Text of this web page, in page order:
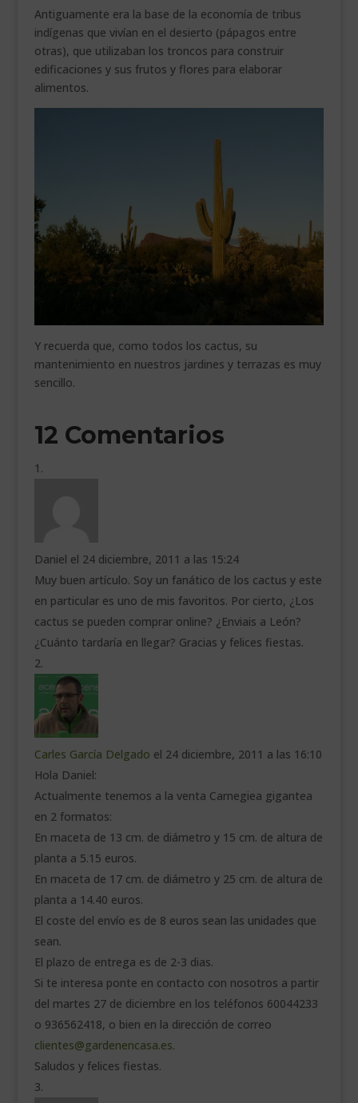
Antiguamente era la base de la economía de tribus
indígenas que vivían en el desierto (pápagos entre
otras), que utilizaban los troncos para construir
edificaciones y sus frutos y flores para elaborar
alimentos.
Y recuerda que, como todos los cactus, su
mantenimiento en nuestros jardines y terrazas es muy
sencillo.
12 Comentarios
Daniel el 24 diciembre, 2011 a las 15:24
Muy buen artículo. Soy un fanático de los cactus y este
en particular es uno de mis favoritos. Por cierto, ¿Los
cactus se pueden comprar online? ¿Enviais a León?
¿Cuánto tardaría en llegar? Gracias y felices fiestas.
Carles García Delgado el 24 diciembre, 2011 a las 16:10
Hola Daniel:
Actualmente tenemos a la venta Carnegiea gigantea
en 2 formatos:
En maceta de 13 cm. de diámetro y 15 cm. de altura de
planta a 5.15 euros.
En maceta de 17 cm. de diámetro y 25 cm. de altura de
planta a 14.40 euros.
El coste del envío es de 8 euros sean las unidades que
sean.
El plazo de entrega es de 2-3 dias.
Si te interesa ponte en contacto con nosotros a partir
del martes 27 de diciembre en los teléfonos 60044233
o 936562418, o bien en la dirección de correo
clientes@gardenencasa.es.
Saludos y felices fiestas.